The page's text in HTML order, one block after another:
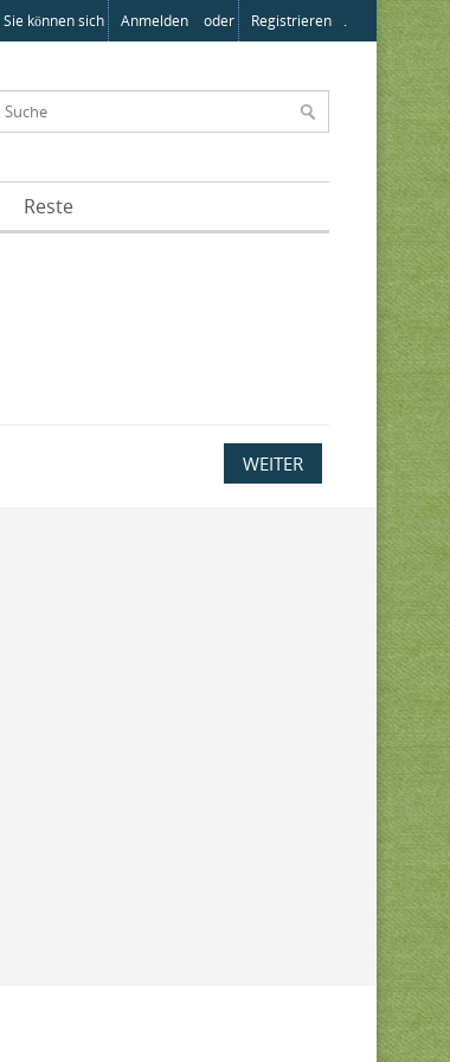
Sie können sich Anmelden oder Registrieren .
Reste
WEITER